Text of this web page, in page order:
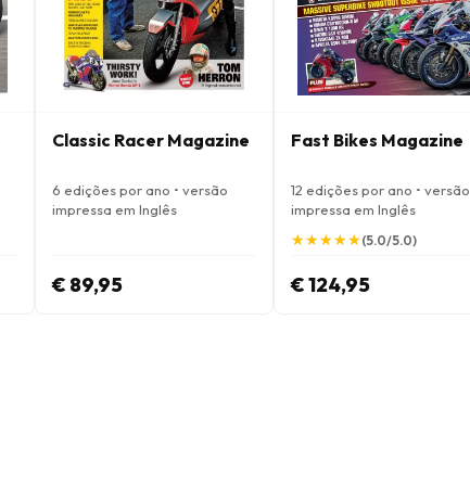
Classic Racer Magazine
6 edições por ano • versão
impressa em Inglês
€ 89,95
Fast Bikes Magazine
12 edições por ano • versão
impressa em Inglês
★
★★
★★
★★
★★
★(5.0/5.0)
€ 124,95